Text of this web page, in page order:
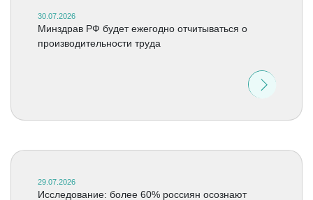
30.07.2026
Минздрав РФ будет ежегодно отчитываться о
производительности труда
29.07.2026
Исследование: более 60% россиян осознают